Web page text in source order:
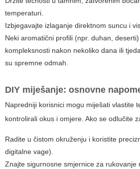
temperaturi.
Izbjegavajte izlaganje direktnom suncu i
Neki aromatični profili (npr. duhan,
kompleksnosti nakon nekoliko dana ili
su spremne odmah.
DIY miješanje: osnovne
Napredniji korisnici mogu miješati vlastite
kontrolirali okus i omjere. Ako se odlučite
Radite u čistom okruženju i koristite
digitalne vage).
Znajte sigurnosne smjernice za